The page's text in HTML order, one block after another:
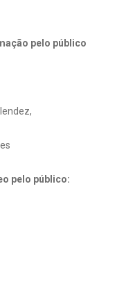
pelo público
pelo público: